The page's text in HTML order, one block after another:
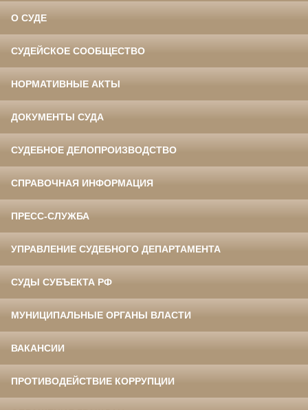
О СУДЕ
СУДЕЙСКОЕ СООБЩЕСТВО
НОРМАТИВНЫЕ АКТЫ
ДОКУМЕНТЫ СУДА
СУДЕБНОЕ ДЕЛОПРОИЗВОДСТВО
СПРАВОЧНАЯ ИНФОРМАЦИЯ
ПРЕСС-СЛУЖБА
УПРАВЛЕНИЕ СУДЕБНОГО ДЕПАРТАМЕНТА
СУДЫ СУБЪЕКТА РФ
МУНИЦИПАЛЬНЫЕ ОРГАНЫ ВЛАСТИ
ВАКАНСИИ
ПРОТИВОДЕЙСТВИЕ КОРРУПЦИИ